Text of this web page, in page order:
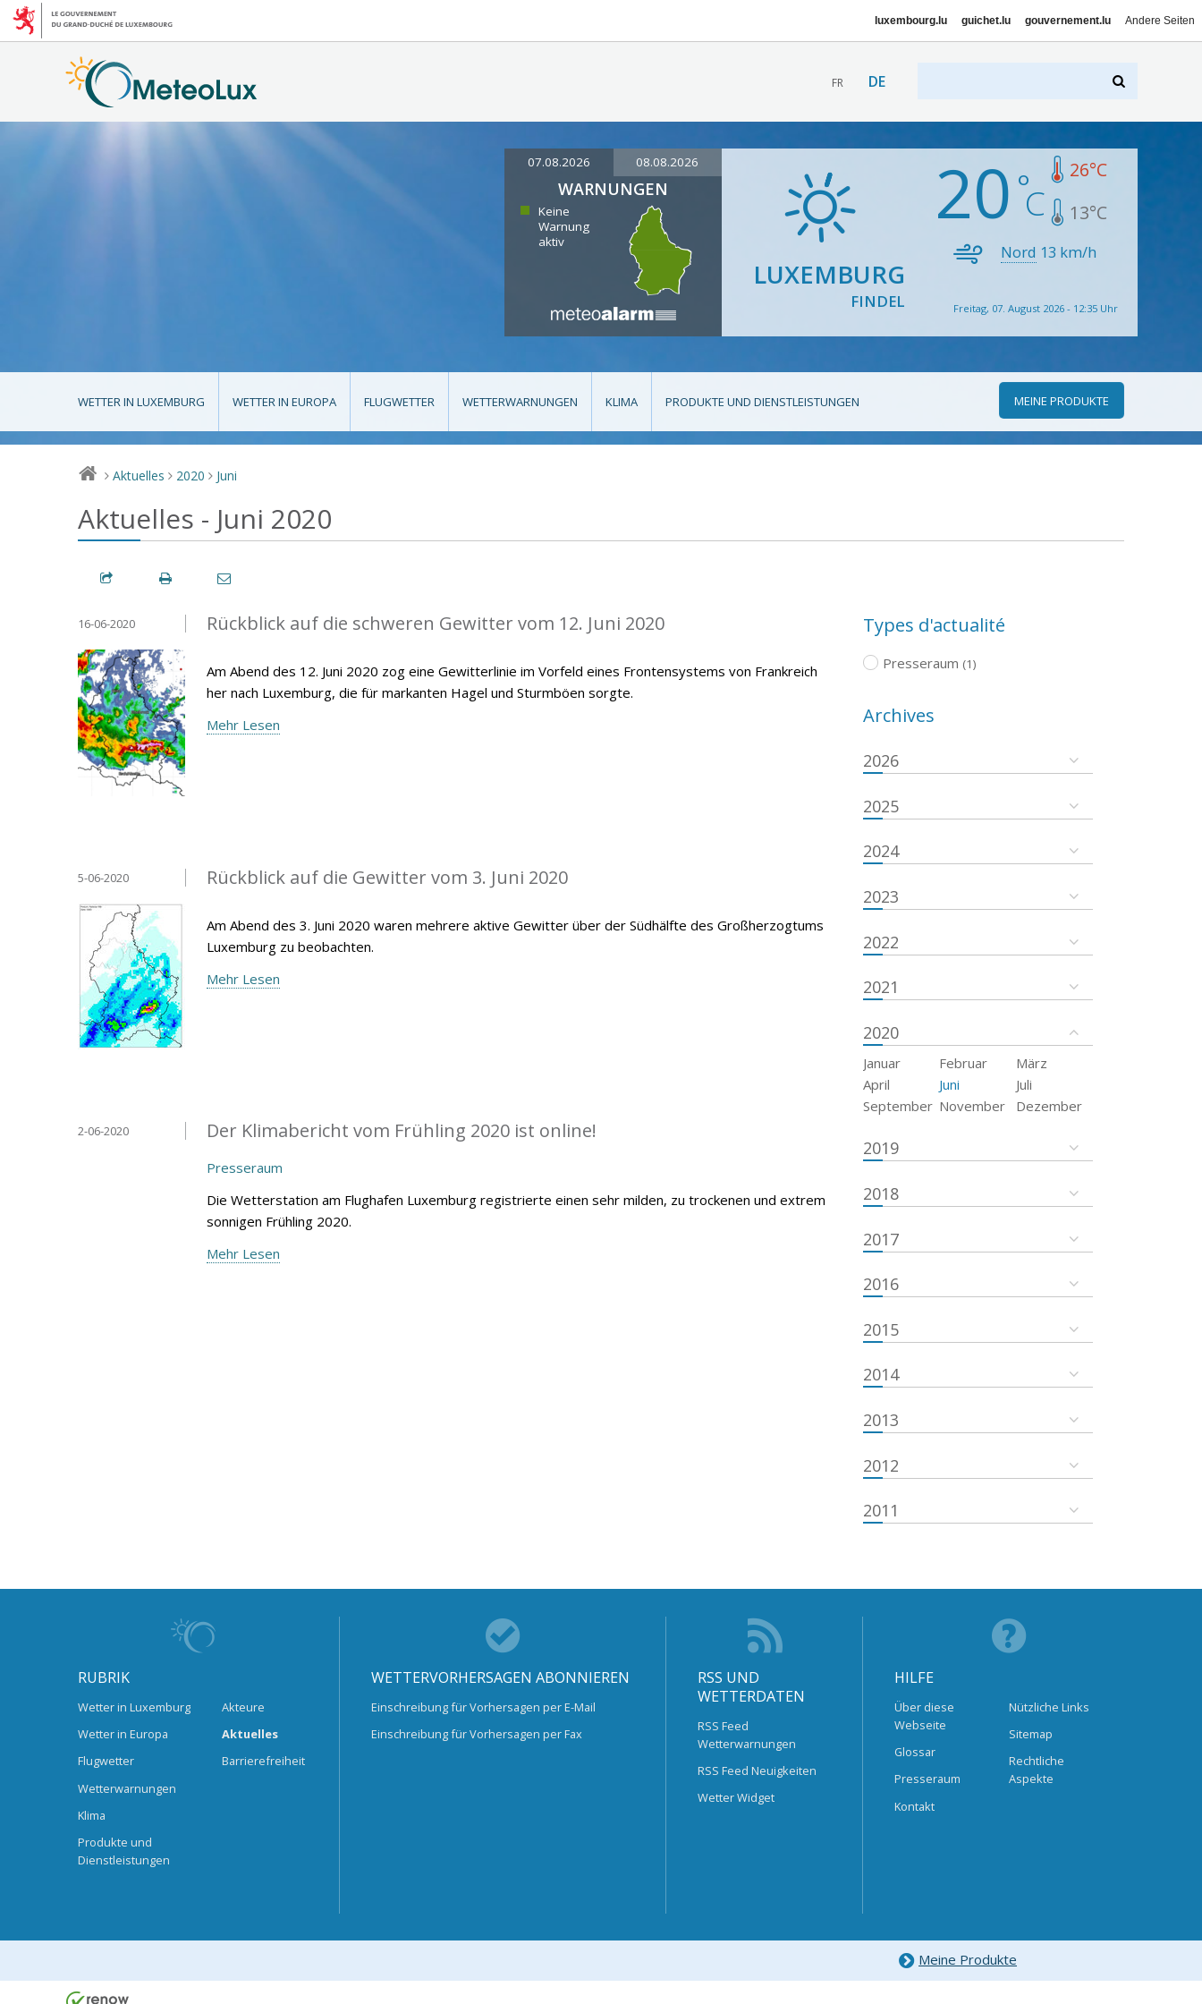
luxembourg.lu guichet.lu gouvernement.lu Andere Seiten
FR DE
07.08.2026 08.08.2026
WARNUNGEN
Keine
Warnung
aktiv
LUXEMBURG
FINDEL
20 26°C
13°C
Nord 13 km/h
Freitag, 07. August 2026 - 12:35 Uhr
WETTER IN LUXEMBURG WETTER IN EUROPA FLUGWETTER WETTERWARNUNGEN KLIMA PRODUKTE UND DIENSTLEISTUNGEN MEINE PRODUKTE
> Aktuelles > 2020 > Juni
Aktuelles - Juni 2020
Rückblick auf die schweren Gewitter vom 12. Juni 2020
16-06-2020
Am Abend des 12. Juni 2020 zog eine Gewitterlinie im Vorfeld eines Frontensystems von Frankreich
her nach Luxemburg, die für markanten Hagel und Sturmböen sorgte.
Mehr Lesen
Rückblick auf die Gewitter vom 3. Juni 2020
5-06-2020
Am Abend des 3. Juni 2020 waren mehrere aktive Gewitter über der Südhälfte des Großherzogtums
Luxemburg zu beobachten.
Mehr Lesen
Der Klimabericht vom Frühling 2020 ist online!
2-06-2020
Presseraum
Die Wetterstation am Flughafen Luxemburg registrierte einen sehr milden, zu trockenen und extrem
sonnigen Frühling 2020.
Mehr Lesen
Types d'actualité
Presseraum (1)
Archives
2026
2025
2024
2023
2022
2021
2020
Januar Februar
März
April
Juni
Juli
September November Dezember
2019
2018
2017
2016
2015
2014
2013
2012
2011
RUBRIK
Wetter in Luxemburg
Wetter in Europa
Flugwetter
Wetterwarnungen
Klima
Produkte und
Dienstleistungen
Akteure
Aktuelles
Barrierefreiheit
WETTERVORHERSAGEN ABONNIEREN
Einschreibung für Vorhersagen per E-Mail
Einschreibung für Vorhersagen per Fax
RSS UND
WETTERDATEN
RSS Feed
Wetterwarnungen
RSS Feed Neuigkeiten
Wetter Widget
HILFE
Über diese
Webseite
Glossar
Presseraum
Kontakt
Nützliche Links
Sitemap
Rechtliche
Aspekte
Meine Produkte